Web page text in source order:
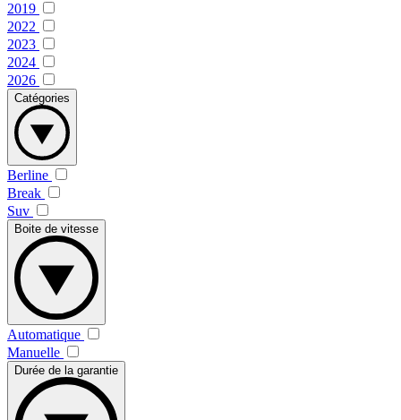
2019
2022
2023
2024
2026
Catégories
Berline
Break
Suv
Boite de vitesse
Automatique
Manuelle
Durée de la garantie